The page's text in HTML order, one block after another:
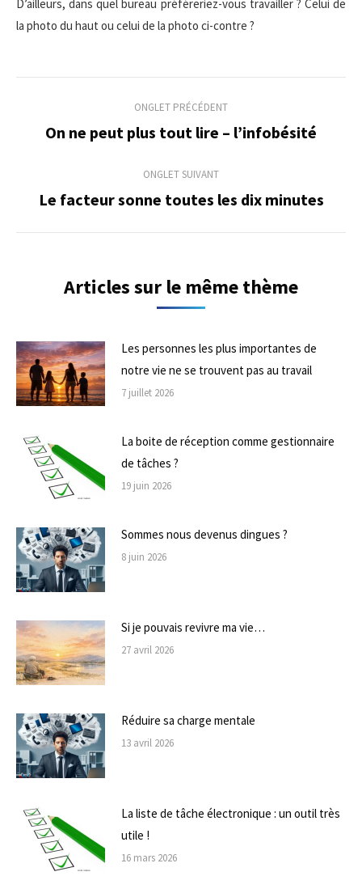
D’ailleurs, dans quel bureau préféreriez-vous travailler ? Celui de
la photo du haut ou celui de la photo ci-contre ?
commentaire
ONGLET PRÉCÉDENT
Onglet
On ne peut plus tout lire – l’infobésité
ONGLET SUIVANT
Onglet
Le facteur sonne toutes les dix minutes
Articles sur le même thème
Les personnes les plus importantes de
notre vie ne se trouvent pas au travail
7 juillet 2026
La boite de réception comme gestionnaire
de tâches ?
19 juin 2026
Sommes nous devenus dingues ?
8 juin 2026
Si je pouvais revivre ma vie…
27 avril 2026
Réduire sa charge mentale
13 avril 2026
La liste de tâche électronique : un outil très
utile !
16 mars 2026